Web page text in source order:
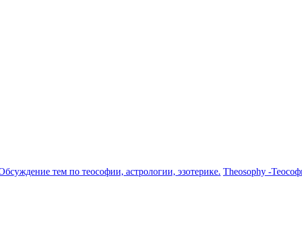
тем по теософии, астрологии, эзотерике. Theosophy -